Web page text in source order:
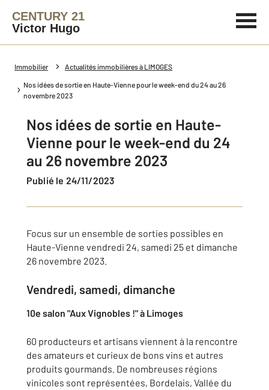
CENTURY 21
Victor Hugo
Immobilier Actualités immobilières à LIMOGES
Nos idées de sortie en Haute-Vienne pour le week-end du 24 au 26
novembre 2023
Nos idées de sortie en Haute-
Vienne pour le week-end du 24
au 26 novembre 2023
Publié le 24/11/2023
Focus sur un ensemble de sorties possibles en
Haute-Vienne vendredi 24, samedi 25 et dimanche
26 novembre 2023.
Vendredi, samedi, dimanche
10e salon "Aux Vignobles !" à Limoges
60 producteurs et artisans viennent à la rencontre
des amateurs et curieux de bons vins et autres
produits gourmands. De nombreuses régions
vinicoles sont représentées, Bordelais, Vallée du